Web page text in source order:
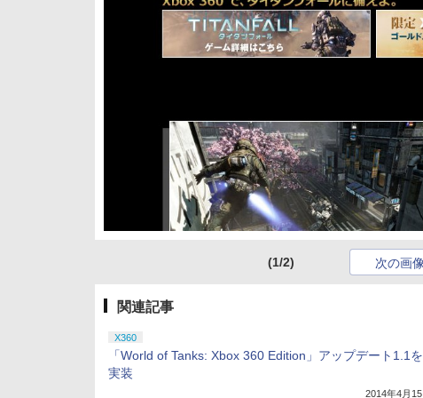
(1/2) 次の画像
関連記事
X360
「World of Tanks: Xbox 360 Edition」アップデート1.1を
実装
2014年4月15